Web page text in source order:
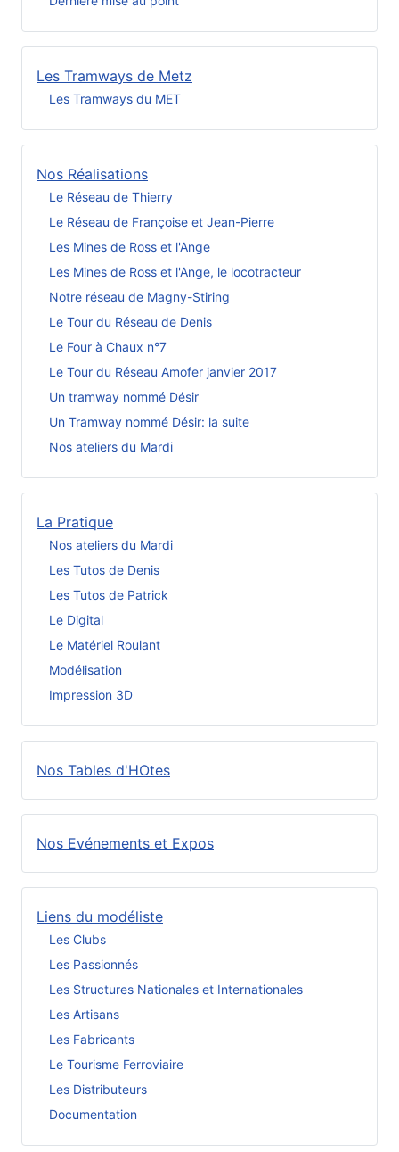
Les Tramways de Metz
Les Tramways du MET
Nos Réalisations
Le Réseau de Thierry
Le Réseau de Françoise et Jean-Pierre
Les Mines de Ross et l'Ange
Les Mines de Ross et l'Ange, le locotracteur
Notre réseau de Magny-Stiring
Le Tour du Réseau de Denis
Le Four à Chaux n°7
Le Tour du Réseau Amofer janvier 2017
Un tramway nommé Désir
Un Tramway nommé Désir: la suite
Nos ateliers du Mardi
La Pratique
Nos ateliers du Mardi
Les Tutos de Denis
Les Tutos de Patrick
Le Digital
Le Matériel Roulant
Modélisation
Impression 3D
Nos Tables d'HOtes
Nos Evénements et Expos
Liens du modéliste
Les Clubs
Les Passionnés
Les Structures Nationales et Internationales
Les Artisans
Les Fabricants
Le Tourisme Ferroviaire
Les Distributeurs
Documentation